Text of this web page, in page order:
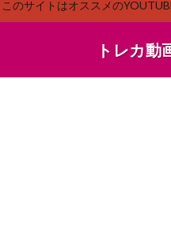
このサイトはオススメの
トレカ動